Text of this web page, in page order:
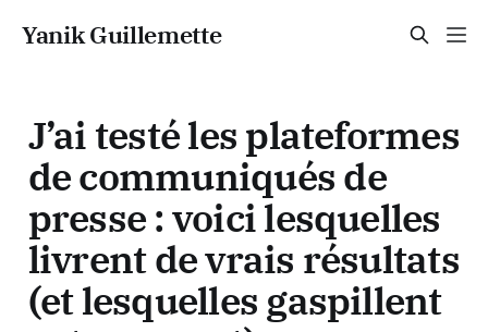
Yanik Guillemette
J’ai testé les plateformes
de communiqués de
presse : voici lesquelles
livrent de vrais résultats
(et lesquelles gaspillent